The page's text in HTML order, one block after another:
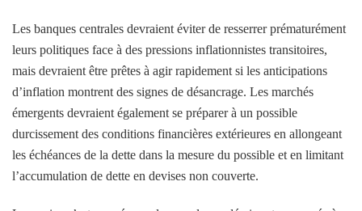
Les banques centrales devraient éviter de resserrer prématurément
leurs politiques face à des pressions inflationnistes transitoires,
mais devraient être prêtes à agir rapidement si les anticipations
d’inflation montrent des signes de désancrage. Les marchés
émergents devraient également se préparer à un possible
durcissement des conditions financières extérieures en allongeant
les échéances de la dette dans la mesure du possible et en limitant
l’accumulation de dette en devises non couverte.